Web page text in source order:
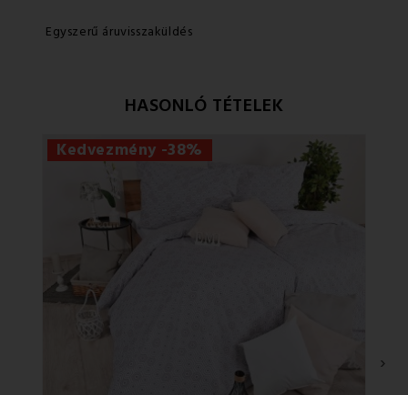
Egyszerű áruvisszaküldés
HASONLÓ TÉTELEK
Kedvezmény -38%
›